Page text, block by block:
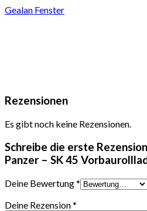
Gealan Fenster
Rezensionen
Es gibt noch keine Rezensionen.
Schreibe die erste
Panzer – SK 45
Deine Bewertung*
Deine Rezension*